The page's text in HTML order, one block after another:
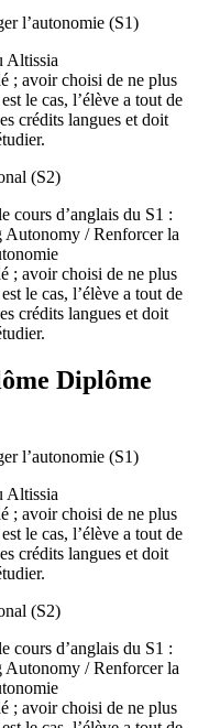
l’autonomie (S1)
Altissia
; avoir choisi de ne plus
le cas, l’élève a tout de
crédits langues et doit
(S2)
cours d’anglais du S1 :
/ Renforcer la
; avoir choisi de ne plus
le cas, l’élève a tout de
crédits langues et doit
Diplôme
l’autonomie (S1)
Altissia
; avoir choisi de ne plus
le cas, l’élève a tout de
crédits langues et doit
(S2)
cours d’anglais du S1 :
/ Renforcer la
; avoir choisi de ne plus